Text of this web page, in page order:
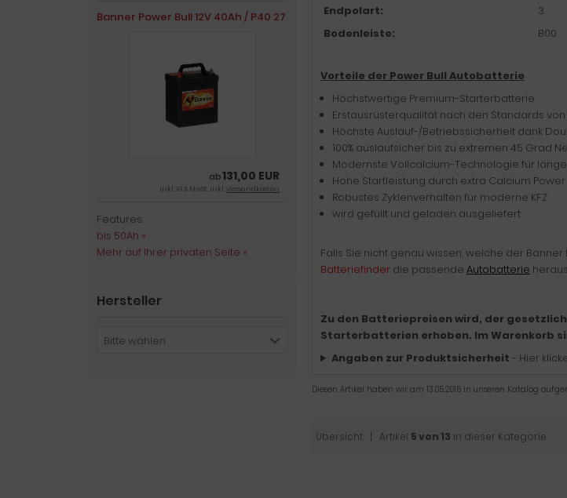
Endpolart:
3
Bodenleiste:
B00
Vorteile der Power Bull Autobatterie
Höchstwertige Premium-Starterbatterie
Erstausrüsterqualität nach den Standards von
Höchste Auslauf-/Betriebssicherheit dank
100% auslaufsicher bis zu extremen 45 Grad
Modernste Vollcalcium-Technologie für
Hohe Startleistung durch extra Calcium Power
Robustes Zyklenverhalten für moderne KFZ
wird gefüllt und geladen ausgeliefert
Falls Sie nicht genau wissen, welche der
Batteriefinder die passende Autobatterie
Zu den Batteriepreisen wird, der
Starterbatterien erhoben. Im Warenkorb
Angaben zur Produktsicherheit - Hier
Diesen Artikel haben wir am 13.05.2016 in unseren Katalog
Übersicht | Artikel 5 von 13 in dieser Kategorie
Banner Power Bull 12V 40Ah / P40 27
ab131,00 EUR
inkl. 19 % MwSt. inkl.Versandkosten
Features:
bis 50Ah »
Mehr auf Ihrer privaten Seite »
Hersteller
Bitte wählen